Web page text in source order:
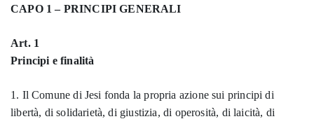
CAPO 1 – PRINCIPI GENERALI
Art. 1
Principi e finalità
1. Il Comune di Jesi fonda la propria azione sui principi di
libertà, di solidarietà, di giustizia, di operosità, di laicità, di